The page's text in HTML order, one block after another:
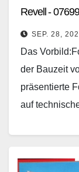
Revell -
SEP. 28,
Das
der Bauzeit
präsentierte
auf